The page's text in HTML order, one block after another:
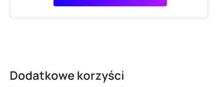
Dodatkowe korzyści